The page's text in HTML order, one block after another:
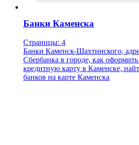
Банки Каменска
Страницы: 4
Банки Каменск-Шахтинского,
Сбербанка в городе, как
кредитную карту в Каменске,
банков на карте Каменска